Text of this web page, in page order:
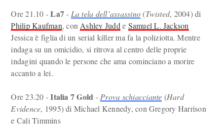
Ore 21.10 -La7- La tela dell’assassino(Twisted, 2004) di
Philip Kaufman, con Ashley Judd e Samuel L. Jackson
Jessica è figlia di un serial killer ma fa la poliziotta. Mentre
indaga su un omicidio, si ritrova al centro delle proprie
indagini quando le persone che ama cominciano a morire
accanto a lei.
Ore 23.20 -Italia 7 Gold - Prova schiacciante (Hard
Evidence, 1995) di Michael Kennedy, con Gregory Harrison
e Cali Timmins